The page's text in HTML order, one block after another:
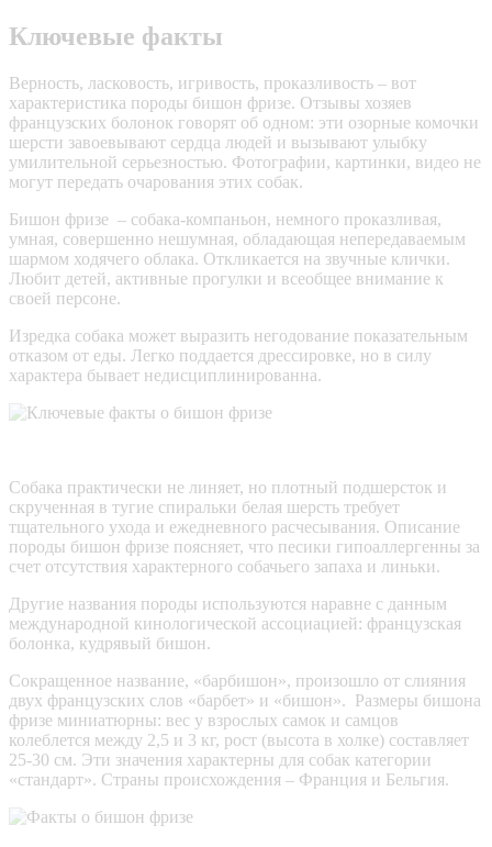
Ключевые факты
Верность, ласковость, игривость, проказливость – вот
характеристика породы бишон фризе. Отзывы хозяев
французских болонок говорят об одном: эти озорные комочки
шерсти завоевывают сердца людей и вызывают улыбку
умилительной серьезностью. Фотографии, картинки, видео не
могут передать очарования этих собак.
Бишон фризе – собака-компаньон, немного проказливая,
умная, совершенно нешумная, обладающая непередаваемым
шармом ходячего облака. Откликается на звучные клички.
Любит детей, активные прогулки и всеобщее внимание к
своей персоне.
Изредка собака может выразить негодование показательным
отказом от еды. Легко поддается дрессировке, но в силу
характера бывает недисциплинированна.
Собака практически не линяет, но плотный подшерсток и
скрученная в тугие спиральки белая шерсть требует
тщательного ухода и ежедневного расчесывания. Описание
породы бишон фризе поясняет, что песики гипоаллергенны за
счет отсутствия характерного собачьего запаха и линьки.
Другие названия породы используются наравне с данным
международной кинологической ассоциацией: французская
болонка, кудрявый бишон.
Сокращенное название, «барбишон», произошло от слияния
двух французских слов «барбет» и «бишон». Размеры бишона
фризе миниатюрны: вес у взрослых самок и самцов
колеблется между 2,5 и 3 кг, рост (высота в холке) составляет
25-30 см. Эти значения характерны для собак категории
«стандарт». Страны происхождения – Франция и Бельгия.